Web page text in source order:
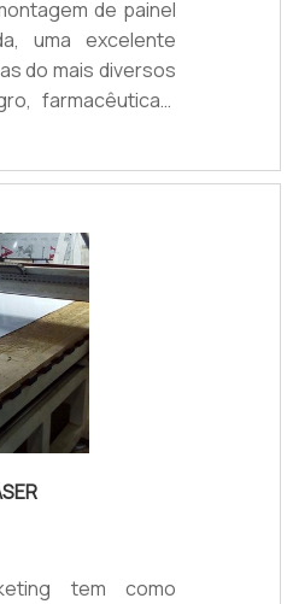
de painel
uma excelente
do mais diversos
farmacêuticas,
especializadas
e
tipo de
pois, nele,
elementos
assim mais
esta ação a
tem como